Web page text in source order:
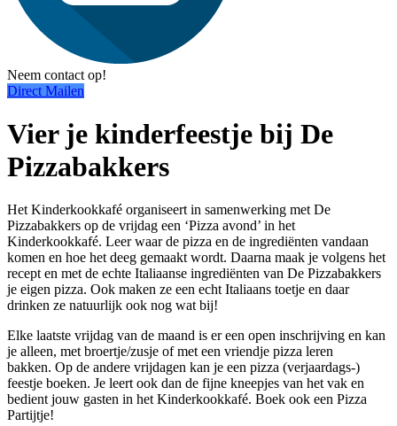
Neem contact op!
Direct Mailen
Vier je kinderfeestje bij De
Pizzabakkers
Het Kinderkookkafé organiseert in samenwerking met De
Pizzabakkers op de vrijdag een ‘Pizza avond’ in het
Kinderkookkafé. Leer waar de pizza en de ingrediënten vandaan
komen en hoe het deeg gemaakt wordt. Daarna maak je volgens het
recept en met de echte Italiaanse ingrediënten van De Pizzabakkers
je eigen pizza. Ook maken ze een echt Italiaans toetje en daar
drinken ze natuurlijk ook nog wat bij!
Elke laatste vrijdag van de maand is er een open inschrijving en kan
je alleen, met broertje/zusje of met een vriendje pizza leren
bakken. Op de andere vrijdagen kan je een pizza (verjaardags-)
feestje boeken. Je leert ook dan de fijne kneepjes van het vak en
bedient jouw gasten in het Kinderkookkafé. Boek ook een Pizza
Partijtje!